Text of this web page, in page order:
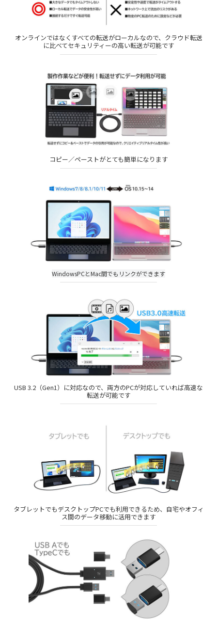
オンラインではなくすべての転送がローカルなので、クラウド転送
に比べてセキュリティーの高い転送が可能です
コピー／ペーストがとても簡単になります
WindowsPCとMac間でもリンクができます
USB 3.2（Gen1）に対応なので、両方のPCが対応していれば高速な
転送が可能です
タブレットでもデスクトップPCでも利用できるため、自宅やオフィ
ス間のデータ移動に活用できます